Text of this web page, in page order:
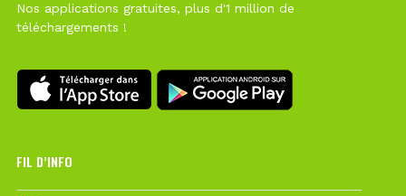
Nos applications gratuites, plus d'1 million de
téléchargements !
FIL D’INFO